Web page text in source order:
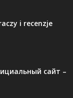
i recenzje
сайт –